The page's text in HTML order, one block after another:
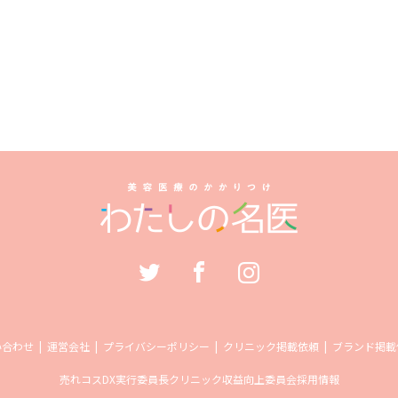
わせ 運営会社 プライバシーポリシー クリニック掲載依頼 ブランド掲
売れコスDX実行委員長クリニック収益向上委員会採用情報